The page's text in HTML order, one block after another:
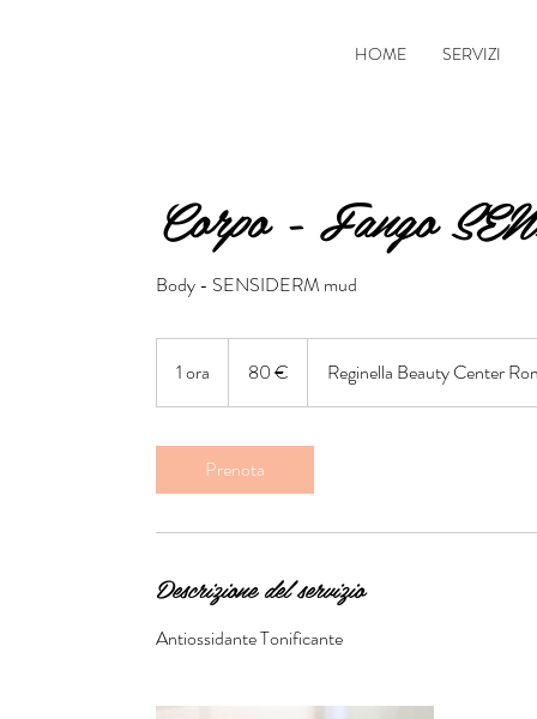
HOME SERVIZI
Corpo - Fango
Body - SENSIDERM mud
1 ora
o
80 € Reginella Beauty Center
Prenota
Descrizione del servizio
Antiossidante Tonificante